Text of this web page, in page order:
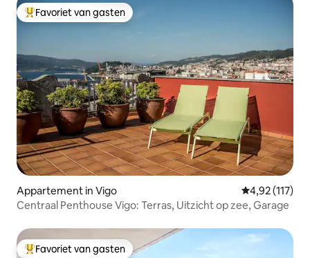
Topfavoriet van gasten
Favoriet van gasten
Appartement in Vigo Gemiddelde
4,92 (117)
Centraal Penthouse Vigo: Terras, Uitzicht op zee, Garage
Topfavoriet van gasten
Favoriet van gasten